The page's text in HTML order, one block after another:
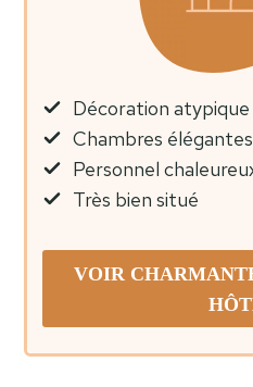
Décoration atypique
Chambres élégantes
Personnel
Très bien situé
VOIR